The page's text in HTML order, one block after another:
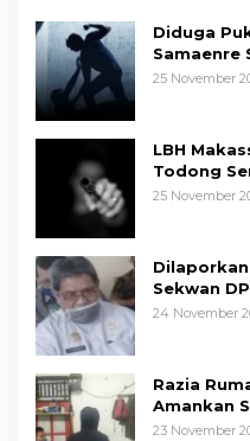
Diduga
Samaenre
25 November
LBH
Todong
Kapolda
25 November
Sekwan
24 November
Razia
Amankan
Mengaku
23 November